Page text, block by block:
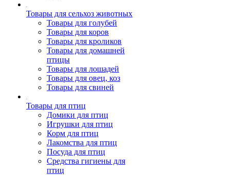
Товары для сельхоз животных
Товары для голубей
Товары для коров
Товары для кроликов
Товары для домашней
птицы
Товары для лошадей
Товары для овец, коз
Товары для свиней
Товары для птиц
Домики для птиц
Игрушки для птиц
Корм для птиц
Лакомства для птиц
Посуда для птиц
Средства гигиены для
птиц